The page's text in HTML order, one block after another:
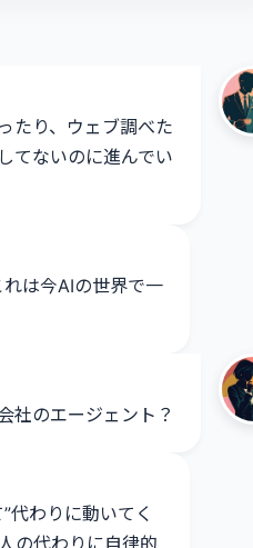
たり、ウェブ調べた
てないのに進んでい
は今AIの世界で一
社のエージェント？
代わりに動いてく
の代わりに自律的